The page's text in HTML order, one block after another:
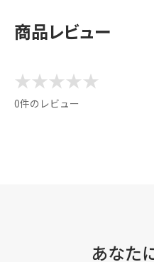
商品レビュー
★★★★★
★★★★★
0件のレビュー
あなた